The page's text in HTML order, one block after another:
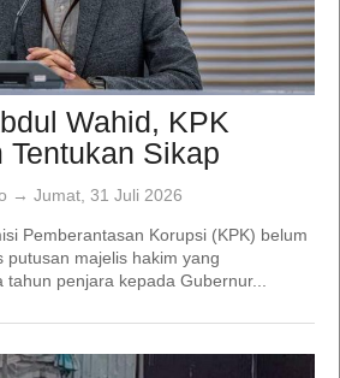
Wahid, KPK
Tentukan Sikap
→ Jumat, 31 Juli 2026
Pemberantasan Korupsi (KPK) belum
putusan majelis hakim yang
penjara kepada Gubernur...